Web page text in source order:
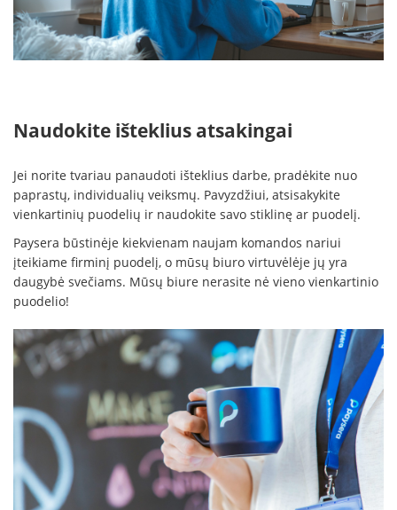
Naudokite išteklius atsakingai
Jei norite tvariau panaudoti išteklius darbe, pradėkite nuo
paprastų, individualių veiksmų. Pavyzdžiui, atsisakykite
vienkartinių puodelių ir naudokite savo stiklinę ar puodelį.
Paysera būstinėje kiekvienam naujam komandos nariui
įteikiame firminį puodelį, o mūsų biuro virtuvėlėje jų yra
daugybė svečiams. Mūsų biure nerasite nė vieno vienkartinio
puodelio!